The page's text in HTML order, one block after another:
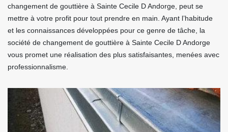
changement de gouttière à Sainte Cecile D Andorge, peut se
mettre à votre profit pour tout prendre en main. Ayant l’habitude
et les connaissances développées pour ce genre de tâche, la
société de changement de gouttière à Sainte Cecile D Andorge
vous promet une réalisation des plus satisfaisantes, menées avec
professionnalisme.